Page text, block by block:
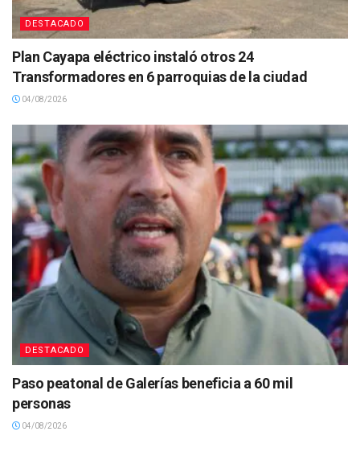
DESTACADO
Plan Cayapa eléctrico instaló otros 24
Transformadores en 6 parroquias de la ciudad
04/08/2026
DESTACADO
Paso peatonal de Galerías beneficia a 60 mil
personas
04/08/2026